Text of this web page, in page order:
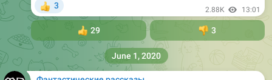
3 2.88K 13:01
29 👎
3
June 1, 2020